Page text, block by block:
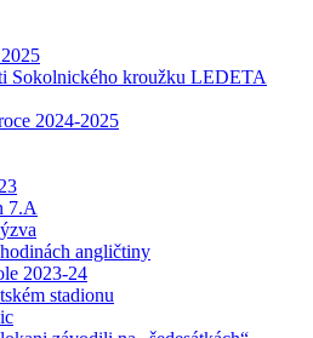
Sokolnického kroužku LEDETA
2024-2025
7.A
angličtiny
2023-24
stadionu